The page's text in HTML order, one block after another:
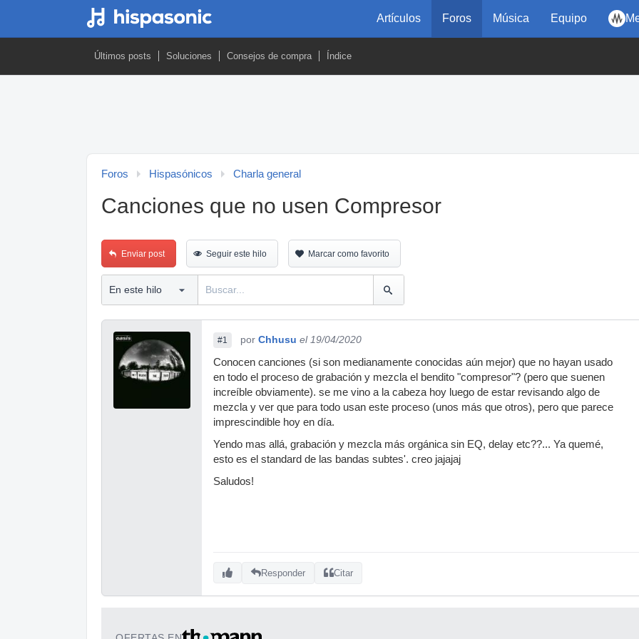
Artículos Foros Música Equipo
Últimos posts Soluciones Consejos de compra Índice
Foros Hispasónicos Charla general
Canciones que no usen Compresor
Enviar post Seguir este hilo Marcar como favorito
#1 por Chhusu el 19/04/2020
Conocen canciones (si son medianamente conocidas aún mejor) que no hayan usado
en todo el proceso de grabación y mezcla el bendito "compresor"? (pero que suenen
increíble obviamente). se me vino a la cabeza hoy luego de estar revisando algo de
mezcla y ver que para todo usan este proceso (unos más que otros), pero que parece
imprescindible hoy en día.
Yendo mas allá, grabación y mezcla más orgánica sin EQ, delay etc??... Ya quemé,
esto es el standard de las bandas subtes'. creo jajajaj
Saludos!
Responder Citar